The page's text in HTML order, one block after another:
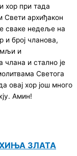
хор при тада
Свети архиђакон
сваке недеље на
и број чланова,
и
и стално је
Светога
овај хор још много
Амин!
ЗЛАТА